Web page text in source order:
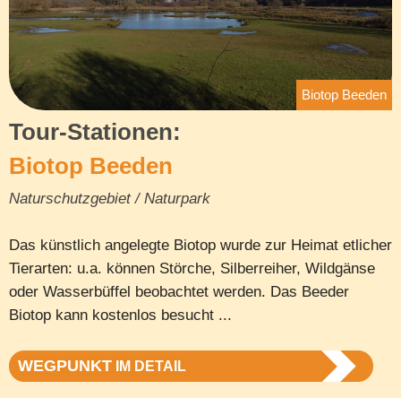
Biotop Beeden
Tour-Stationen:
Biotop Beeden
Naturschutzgebiet / Naturpark
Das künstlich angelegte Biotop wurde zur Heimat etlicher
Tierarten: u.a. können Störche, Silberreiher, Wildgänse
oder Wasserbüffel beobachtet werden. Das Beeder
Biotop kann kostenlos besucht ...
WEGPUNKT IM DETAIL